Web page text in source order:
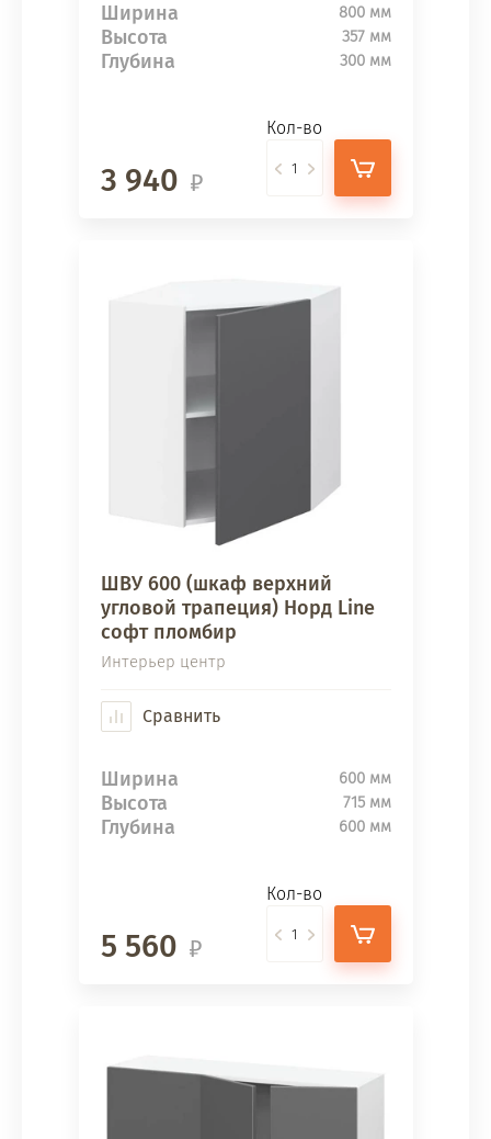
Ширина 800 мм
Высота 357 мм
Глубина 300 мм
3 940
Кол-во
ШВУ 600 (шкаф верхний
угловой трапеция) Норд Line
софт пломбир
Интерьер центр
Сравнить
Ширина 600 мм
Высота 715 мм
Глубина 600 мм
5 560
Кол-во